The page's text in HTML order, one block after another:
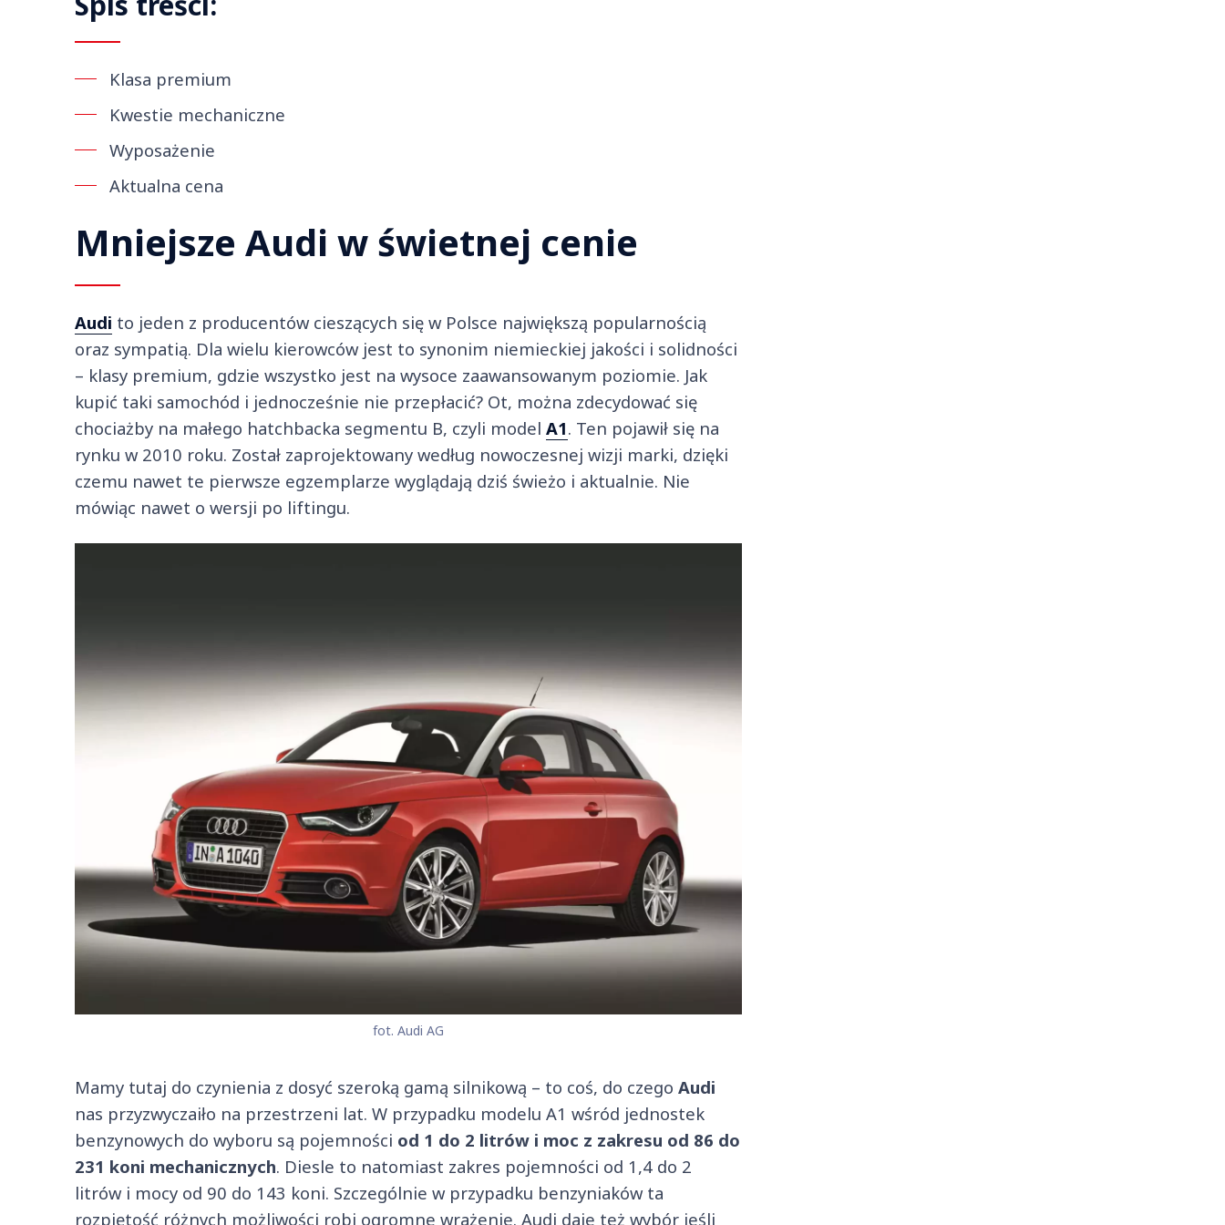
Klasa premium
Kwestie mechaniczne
Wyposażenie
Aktualna cena
Mniejsze Audi w świetnej cenie
Audi to jeden z producentów cieszących się w Polsce największą popularnością
oraz sympatią. Dla wielu kierowców jest to synonim niemieckiej jakości i solidności
– klasy premium, gdzie wszystko jest na wysoce zaawansowanym poziomie. Jak
kupić taki samochód i jednocześnie nie przepłacić? Ot, można zdecydować się
chociażby na małego hatchbacka segmentu B, czyli model A1. Ten pojawił się na
rynku w 2010 roku. Został zaprojektowany według nowoczesnej wizji marki, dzięki
czemu nawet te pierwsze egzemplarze wyglądają dziś świeżo i aktualnie. Nie
mówiąc nawet o wersji po liftingu.
fot. Audi AG
Mamy tutaj do czynienia z dosyć szeroką gamą silnikową – to coś, do czego Audi
nas przyzwyczaiło na przestrzeni lat. W przypadku modelu A1 wśród jednostek
benzynowych do wyboru są pojemności od 1 do 2 litrów i moc z zakresu od 86 do
231 koni mechanicznych. Diesle to natomiast zakres pojemności od 1,4 do 2
litrów i mocy od 90 do 143 koni. Szczególnie w przypadku benzyniaków ta
rozpiętość różnych możliwości robi ogromne wrażenie. Audi daje też wybór jeśli